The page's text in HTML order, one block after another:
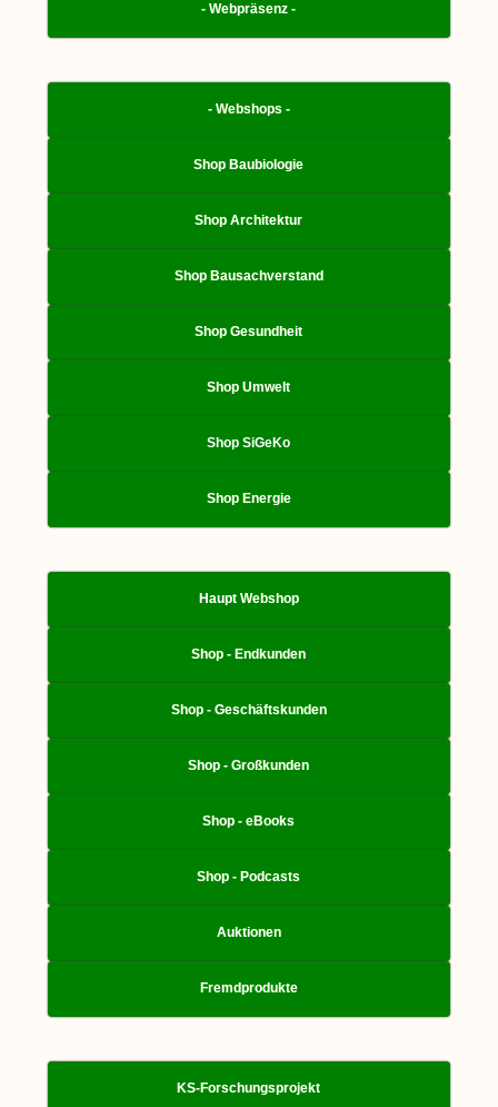
- Webpräsenz -
- Webshops -
Shop Baubiologie
Shop Architektur
Shop Bausachverstand
Shop Gesundheit
Shop Umwelt
Shop SiGeKo
Shop Energie
Haupt Webshop
Shop - Endkunden
Shop - Geschäftskunden
Shop - Großkunden
Shop - eBooks
Shop - Podcasts
Auktionen
Fremdprodukte
KS-Forschungsprojekt